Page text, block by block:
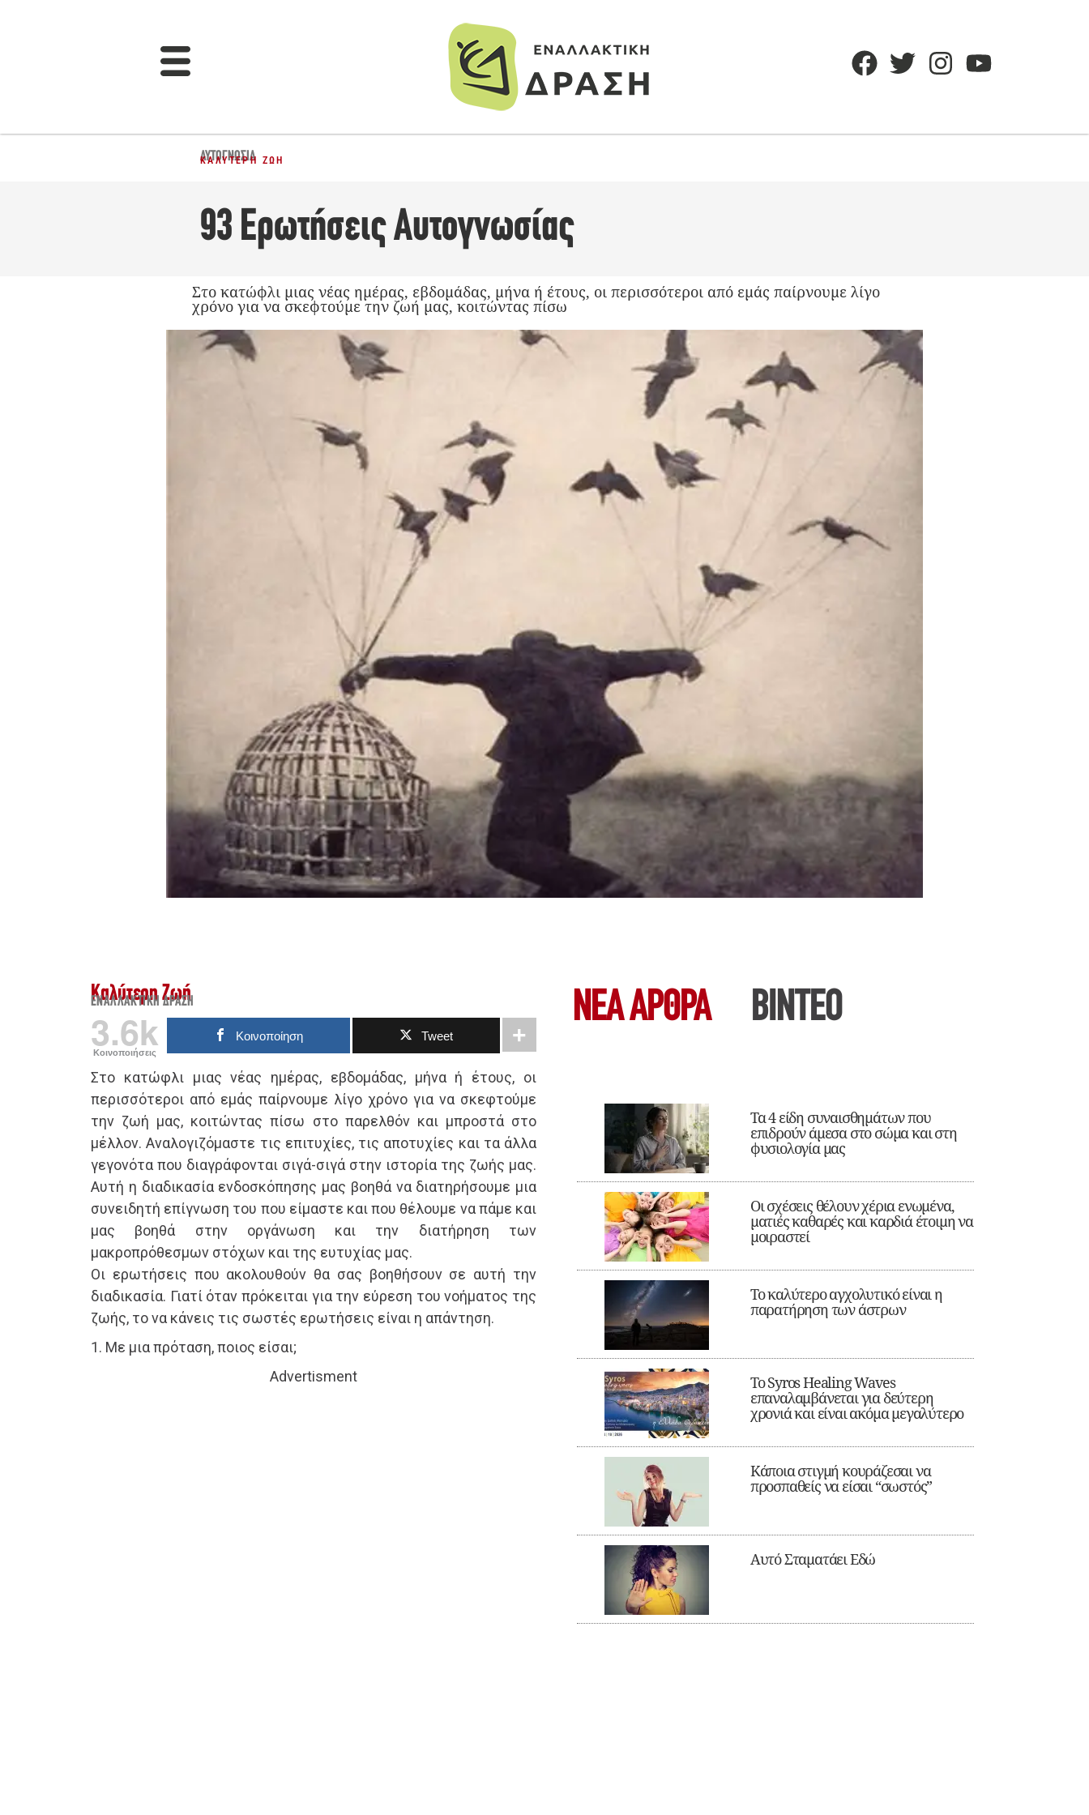
ΑΥΤΟΓΝΩΣΊΑ
ΚΑΛΎΤΕΡΗ ΖΩΉ
93 Ερωτήσεις Αυτογνωσίας
Στο κατώφλι μιας νέας ημέρας, εβδομάδας, μήνα ή έτους, οι περισσότεροι από εμάς παίρνουμε λίγο
χρόνο για να σκεφτούμε την ζωή μας, κοιτώντας πίσω
Καλύτερη Ζωή
ΕΝΑΛΛΑΚΤΙΚΉ ΔΡΆΣΗ
3.6k
Κοινοποιήσεις
Κοινοποίηση Tweet
Στο κατώφλι μιας νέας ημέρας, εβδομάδας, μήνα ή έτους, οι
περισσότεροι από εμάς παίρνουμε λίγο χρόνο για να σκεφτούμε
την ζωή μας, κοιτώντας πίσω στο παρελθόν και μπροστά στο
μέλλον. Αναλογιζόμαστε τις επιτυχίες, τις αποτυχίες και τα άλλα
γεγονότα που διαγράφονται σιγά-σιγά στην ιστορία της ζωής μας.
Αυτή η διαδικασία ενδοσκόπησης μας βοηθά να διατηρήσουμε μια
συνειδητή επίγνωση του που είμαστε και που θέλουμε να πάμε και
μας βοηθά στην οργάνωση και την διατήρηση των
μακροπρόθεσμων στόχων και της ευτυχίας μας.
Οι ερωτήσεις που ακολουθούν θα σας βοηθήσουν σε αυτή την
διαδικασία. Γιατί όταν πρόκειται για την εύρεση του νοήματος της
ζωής, το να κάνεις τις σωστές ερωτήσεις είναι η απάντηση.
1. Με μια πρόταση, ποιος είσαι;
Advertisment
ΝΕΑ ΆΡΘΡΑ ΒΙΝΤΕΟ
Τα 4 είδη συναισθημάτων που
επιδρούν άμεσα στο σώμα και στη
φυσιολογία μας
Οι σχέσεις θέλουν χέρια ενωμένα,
ματιές καθαρές και καρδιά έτοιμη να
μοιραστεί
Το καλύτερο αγχολυτικό είναι η
παρατήρηση των άστρων
Το Syros Healing Waves
επαναλαμβάνεται για δεύτερη
χρονιά και είναι ακόμα μεγαλύτερο
Κάποια στιγμή κουράζεσαι να
προσπαθείς να είσαι “σωστός”
Αυτό Σταματάει Εδώ